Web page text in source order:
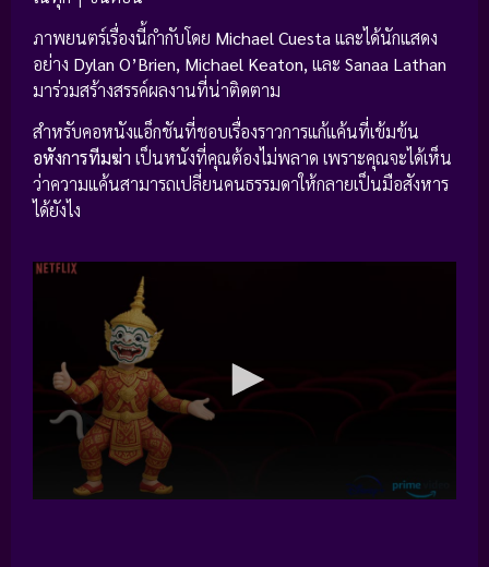
ภาพยนตร์เรื่องนี้กำกับโดย Michael Cuesta และได้นักแสดง
อย่าง Dylan O’Brien, Michael Keaton, และ Sanaa Lathan
มาร่วมสร้างสรรค์ผลงานที่น่าติดตาม
สำหรับคอหนังแอ็กชันที่ชอบเรื่องราวการแก้แค้นที่เข้มข้น
อหังการทีมฆ่า เป็นหนังที่คุณต้องไม่พลาด เพราะคุณจะได้เห็น
ว่าความแค้นสามารถเปลี่ยนคนธรรมดาให้กลายเป็นมือสังหาร
ได้ยังไง